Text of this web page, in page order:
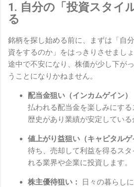
1. 自分の「投資スタイ
る
銘柄を探し始める前に、まずは「自
資をするのか」をはっきりさせまし
途中で不安になり、株価が少し下が
うことになりかねません。
配当金狙い（インカムゲイン）
払われる配当金を楽しみにする
歴史があり業績が安定している
値上がり益狙い（キャピタルゲ
待ち、売却して利益を得るス
れる業界や企業に投資します。
株主優待狙い：
日々の暮らし